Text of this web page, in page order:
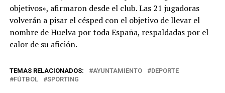
objetivos», afirmaron desde el club. Las 21 jugadoras
volverán a pisar el césped con el objetivo de llevar el
nombre de Huelva por toda España, respaldadas por el
calor de su afición.
TEMAS RELACIONADOS: AYUNTAMIENTO
DEPORTE
FÚTBOL
SPORTING